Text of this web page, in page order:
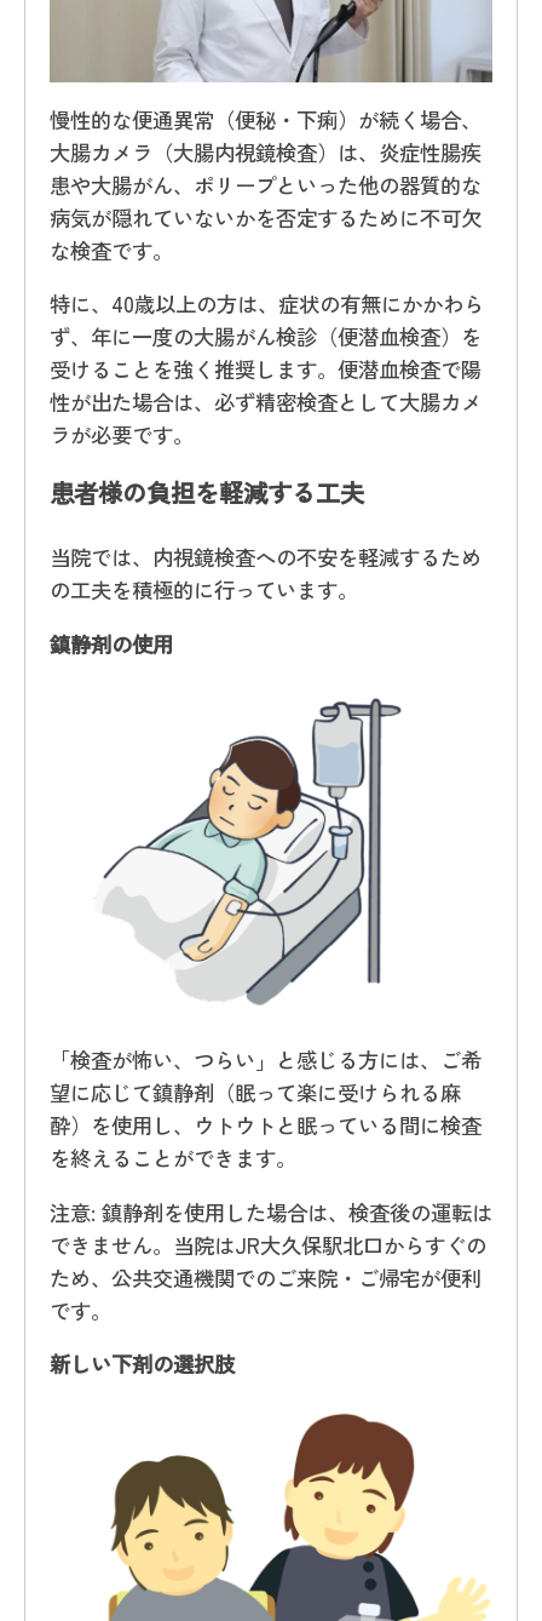
慢性的な便通異常（便秘・下痢）が続く場合、
大腸カメラ（大腸内視鏡検査）は、炎症性腸疾
患や大腸がん、ポリープといった他の器質的な
病気が隠れていないかを否定するために不可欠
な検査です。
特に、40歳以上の方は、症状の有無にかかわら
ず、年に一度の大腸がん検診（便潜血検査）を
受けることを強く推奨します。便潜血検査で陽
性が出た場合は、必ず精密検査として大腸カメ
ラが必要です。
患者様の負担を軽減する工夫
当院では、内視鏡検査への不安を軽減するため
の工夫を積極的に行っています。
鎮静剤の使用
「検査が怖い、つらい」と感じる方には、ご希
望に応じて鎮静剤（眠って楽に受けられる麻
酔）を使用し、ウトウトと眠っている間に検査
を終えることができます。
注意: 鎮静剤を使用した場合は、検査後の運転は
できません。当院はJR大久保駅北口からすぐの
ため、公共交通機関でのご来院・ご帰宅が便利
です。
新しい下剤の選択肢